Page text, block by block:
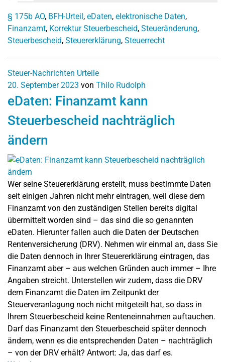
§ 175b AO, BFH-Urteil, eDaten, elektronische Daten,
Finanzamt, Korrektur Steuerbescheid, Steueränderung,
Steuerbescheid, Steuererklärung, Steuerrecht
Steuer-Nachrichten Urteile
20. September 2023 von Thilo Rudolph
eDaten: Finanzamt kann
Steuerbescheid nachträglich
ändern
Wer seine Steuererklärung erstellt, muss bestimmte Daten
seit einigen Jahren nicht mehr eintragen, weil diese dem
Finanzamt von den zuständigen Stellen bereits digital
übermittelt worden sind – das sind die so genannten
eDaten. Hierunter fallen auch die Daten der Deutschen
Rentenversicherung (DRV). Nehmen wir einmal an, dass Sie
die Daten dennoch in Ihrer Steuererklärung eintragen, das
Finanzamt aber – aus welchen Gründen auch immer – Ihre
Angaben streicht. Unterstellen wir zudem, dass die DRV
dem Finanzamt die Daten im Zeitpunkt der
Steuerveranlagung noch nicht mitgeteilt hat, so dass in
Ihrem Steuerbescheid keine Renteneinnahmen auftauchen.
Darf das Finanzamt den Steuerbescheid später dennoch
ändern, wenn es die entsprechenden Daten – nachträglich
– von der DRV erhält? Antwort: Ja, das darf es.